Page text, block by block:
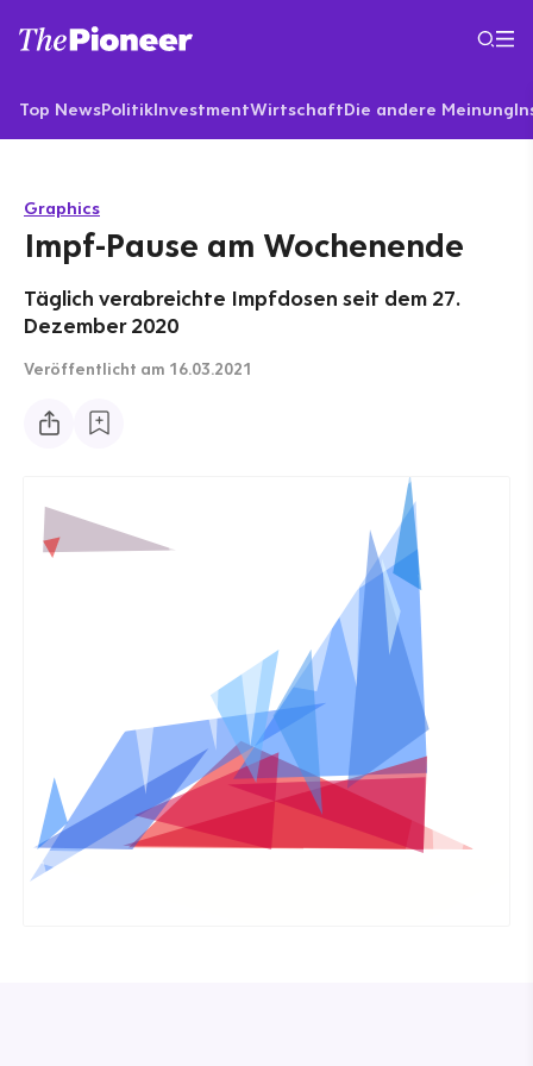
Top NewsPolitikInvestmentWirtschaftDie andere Meinung
Graphics
Impf-Pause am Wochenende
Täglich verabreichte Impfdosen seit dem 27.
Dezember 2020
Veröffentlicht am 16.03.2021